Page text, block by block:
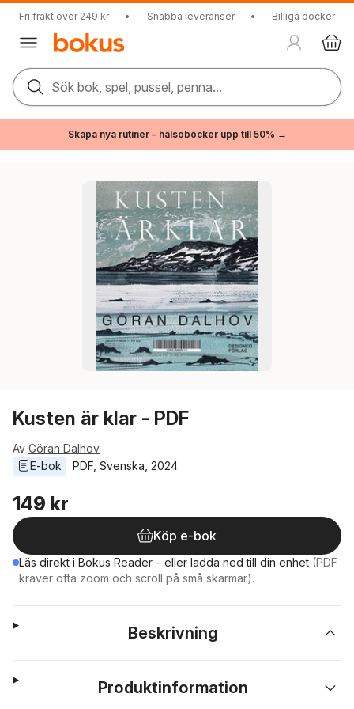
Fri frakt över 249 kr • Snabba leveranser • Billiga böcker
Sök bok, spel, pussel, penna...
Skapa nya rutiner – hälsoböcker upp till 50% →
Kusten är klar - PDF
Av Göran Dalhov
E-bok
PDF Svenska 2024
149 kr
Köp e-bok
Läs direkt i Bokus Reader – eller ladda ned till din enhet (PDF
kräver ofta zoom och scroll på små skärmar).
Beskrivning
Produktinformation